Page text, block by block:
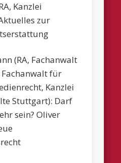
Kanzlei
zur
(RA, Fachanwalt
für
Kanzlei
Stuttgart): Darf
sein? Oliver